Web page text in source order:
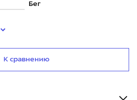
Бег
К сравнению